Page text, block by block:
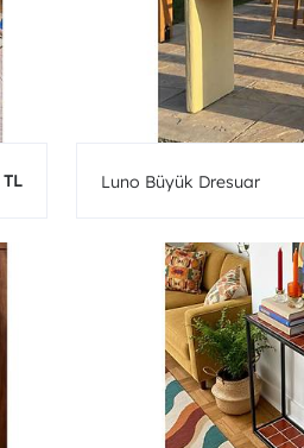
Luno Büyük Dresuar